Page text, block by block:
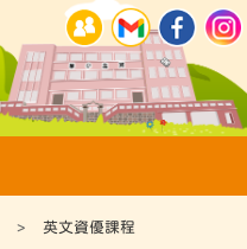
> 英文資優課程